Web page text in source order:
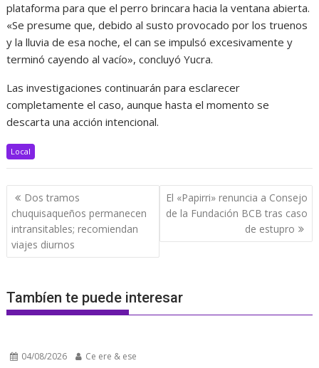
plataforma para que el perro brincara hacia la ventana abierta.
«Se presume que, debido al susto provocado por los truenos
y la lluvia de esa noche, el can se impulsó excesivamente y
terminó cayendo al vacío», concluyó Yucra.
Las investigaciones continuarán para esclarecer
completamente el caso, aunque hasta el momento se
descarta una acción intencional.
Local
Navegación
de
entradas
Dos tramos
chuquisaqueños permanecen
intransitables; recomiendan
viajes diurnos
El «Papirri» renuncia a Consejo
de la Fundación BCB tras caso
de estupro
Tambíen te puede interesar
04/08/2026 Ce ere & ese